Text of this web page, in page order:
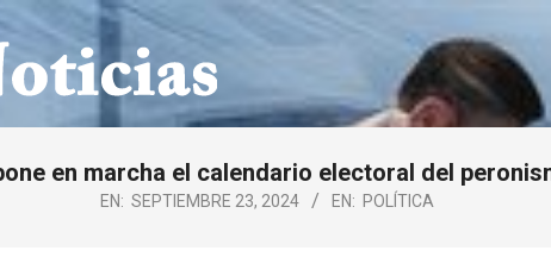
en marcha el calendario electoral del
EN: SEPTIEMBRE 23, 2024 EN: POLÍTICA